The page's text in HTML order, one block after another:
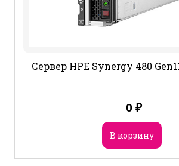
Сервер HPE Synergy 480
0 ₽
В корзину